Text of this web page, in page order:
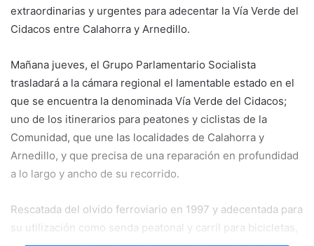
extraordinarias y urgentes para adecentar la Vía Verde del
Cidacos entre Calahorra y Arnedillo.
Mañana jueves, el Grupo Parlamentario Socialista
trasladará a la cámara regional el lamentable estado en el
que se encuentra la denominada Vía Verde del Cidacos;
uno de los itinerarios para peatones y ciclistas de la
Comunidad, que une las localidades de Calahorra y
Arnedillo, y que precisa de una reparación en profundidad
a lo largo y ancho de su recorrido.
Rescatada del olvido ferroviario en 1997 y adecentada para
su utilización como senda peatonal y carril para bicicletas,